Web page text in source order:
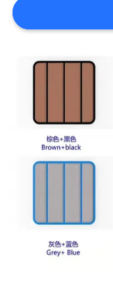
ΕΙΔΉΣΕΙΣ
ΖΗΤΉΣΤΕ
ΑΠΌΣΠΑΣΜΑ
SITEMAP
POLICY